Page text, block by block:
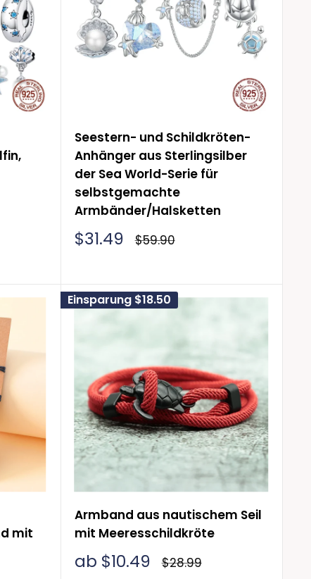
warum erkunden Sie dann nicht
starke Symbole für Intuition,
in uns allen, unabhängig vom
für nautische Armbänder
Seestern- und Schildkröten-
Anhänger aus Sterlingsilber
der Sea World-Serie für
selbstgemachte
Armbänder/Halsketten
Sonderpreis
$31.49 Normalpreis
$59.90
mit
Einsparung $18.50
Armband aus nautischem Seil
mit Meeresschildkröte
Sonderpreis
ab $10.49 Normalpreis
$28.99